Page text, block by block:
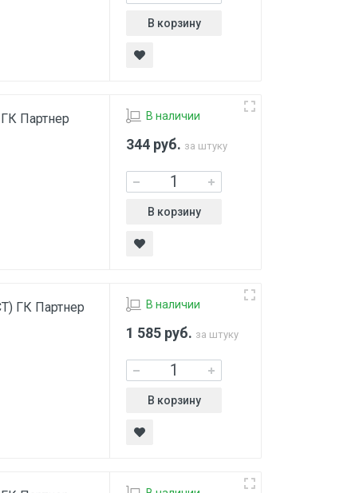
В корзину
Партнер В наличии
344 руб. за штуку
В корзину
ГК Партнер В наличии
1 585 руб. за штуку
В корзину